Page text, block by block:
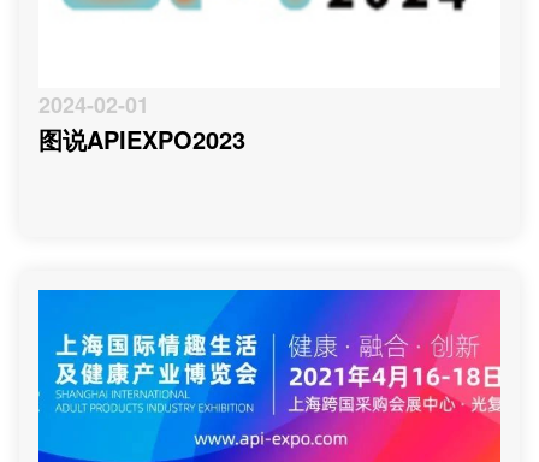
2024-02-01
图说APIEXPO2023